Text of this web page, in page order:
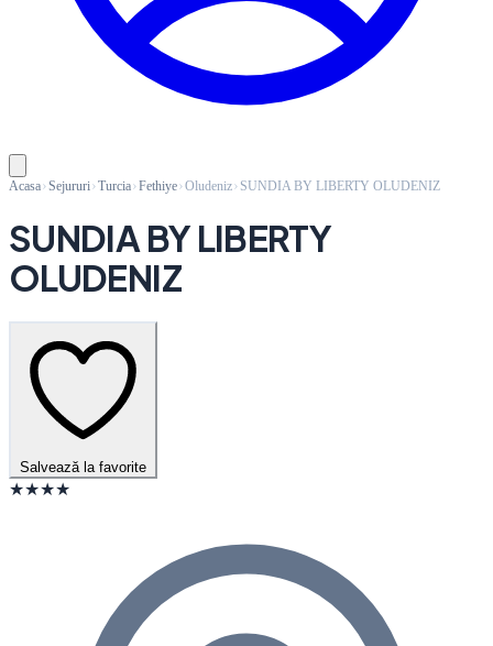
Acasa Sejururi Turcia Fethiye Oludeniz SUNDIA BY LIBERTY OLUDENIZ
SUNDIA BY LIBERTY
OLUDENIZ
Salvează la favorite
★★★★